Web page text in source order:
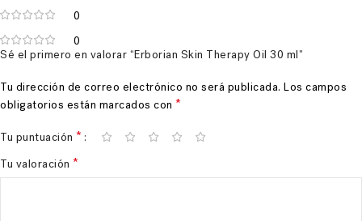
0
0
Sé el primero en valorar “Erborian Skin Therapy Oil 30 ml”
Tu dirección de correo electrónico no será publicada. Los campos
obligatorios están marcados con *
Tu puntuación *
Tu valoración *